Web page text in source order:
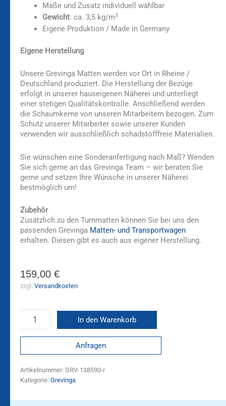
Maße und Zusatz individuell wählbar
Gewicht: ca. 3,5 kg/m3
Eigene Produktion / Made in Germany
Eigene Herstellung
Unsere Grevinga Matten werden vor Ort in Rheine /
Deutschland produziert. Die Herstellung der Bezüge
erfolgt in unserer hauseigenen Näherei und unterliegt
einer stetigen Qualitätskontrolle. Anschließend werden
die Schaumkerne von unseren Mitarbeitern bezogen. Zum
Schutz unserer Mitarbeiter sowie unserer Kunden
verwenden wir ausschließlich schadstofffreie Materialien.
Sie wünschen eine Sonderanfertigung nach Maß? Wenden
Sie sich gerne an das Grevinga Team – wir beraten Sie
gerne und setzen Ihre Wünsche in unserer Näherei
bestmöglich um!
Zubehör
Zusätzlich zu den Turnmatten können Sie bei uns den
passenden Grevinga Matten- und Transportwagen
erhalten. Diesen gibt es auch aus eigener Herstellung.
159,00 €
zzgl. Versandkosten
In den Warenkorb
Anfragen
Artikelnummer: GRV-138590-r
Kategorie: Grevinga